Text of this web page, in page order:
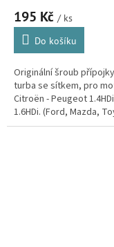
037649) S1
195 Kč / ks
Do košíku
Originální šroub
turba se sítkem, pro
Citroën - Peugeot
1.6HDi. (Ford, Mazda,
Volvo, Fiat, Mini)